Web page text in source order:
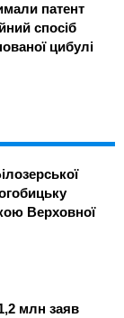
патент
спосіб
цибулі
Верховної
млн заяв